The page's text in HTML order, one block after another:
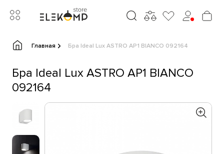
Главная Бра Ideal Lux ASTRO AP1 BIANCO 092164
Бра Ideal Lux ASTRO AP1 BIANCO
092164